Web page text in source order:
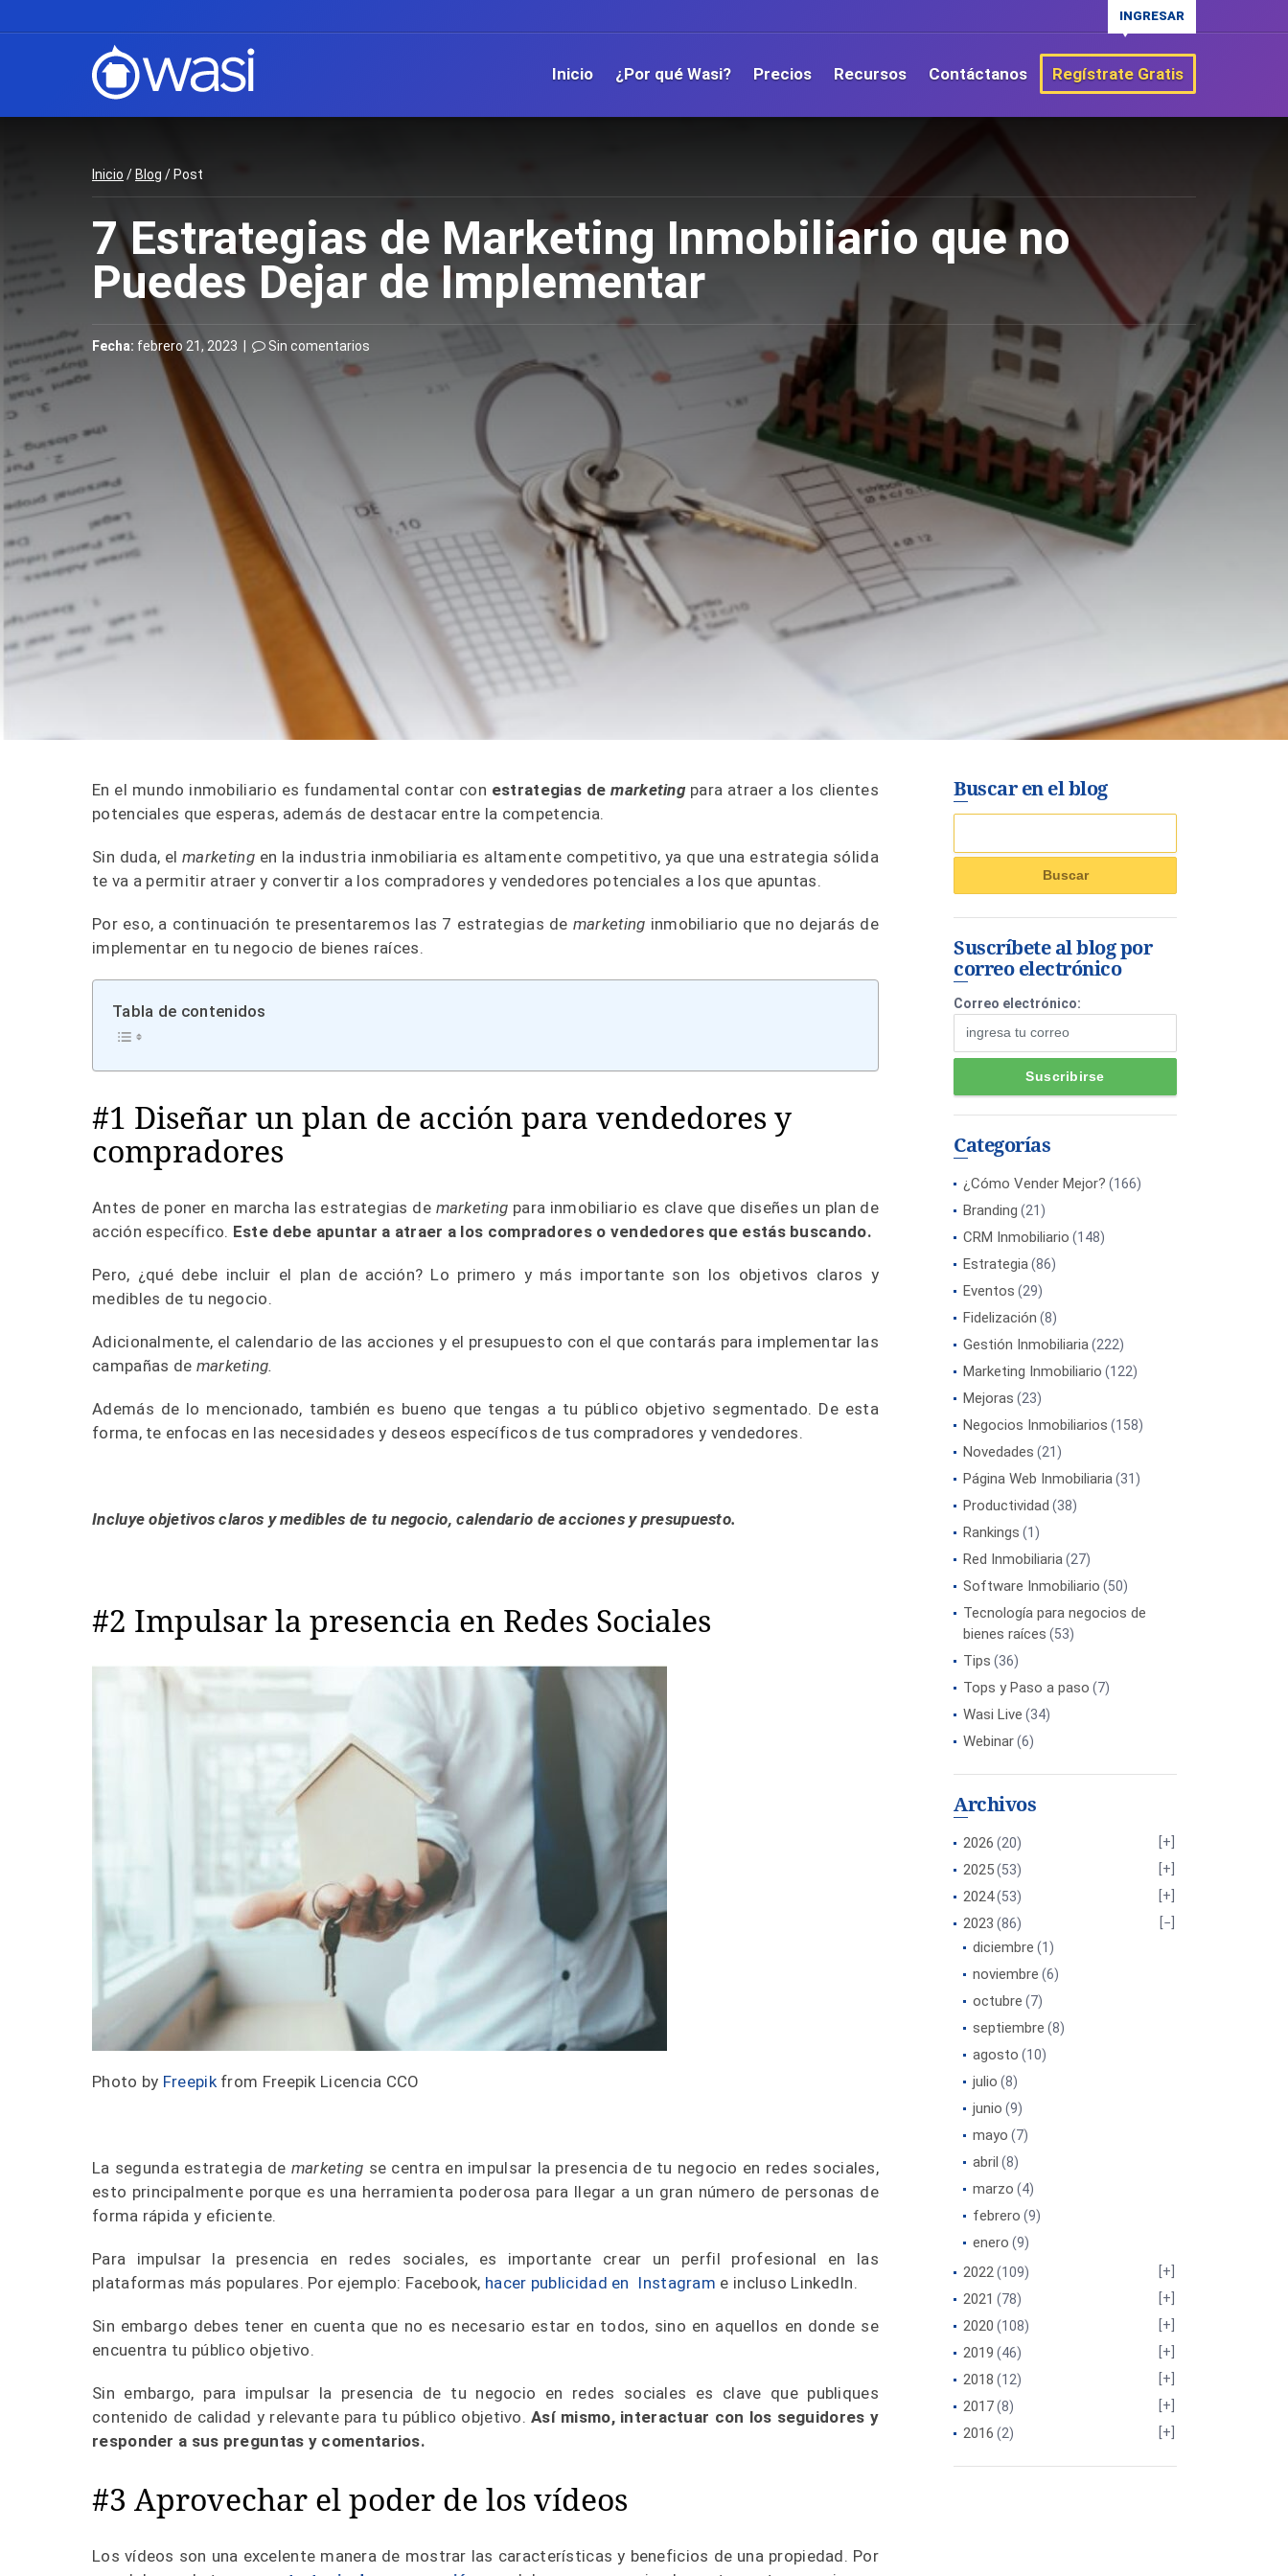
INGRESAR
Inicio ¿Por qué Wasi? Precios Recursos Contáctanos Regístrate Gratis
Inicio / Blog / Post
7 Estrategias de Marketing Inmobiliario que no
Puedes Dejar de Implementar
Fecha: febrero 21, 2023 | Sin comentarios
En el mundo inmobiliario es fundamental contar con estrategias demarketing para atraer a los clientes
potenciales que esperas, además de destacar entre la competencia.
Sin duda, elmarketing en la industria inmobiliaria es altamente competitivo, ya que una estrategia sólida
te va a permitir atraer y convertir a los compradores y vendedores potenciales a los que apuntas.
Por eso, a continuación te presentaremos las 7 estrategias de marketing inmobiliario que no dejarás de
implementar en tu negocio de bienes raíces.
Tabla de contenidos
#1 Diseñar un plan de acción para vendedores y
compradores
Antes de poner en marcha las estrategias de marketing para inmobiliario es clave que diseñes un plan de
acción específico. Este debe apuntar a atraer a los compradores o vendedores que estás buscando.
Pero, ¿qué debe incluir el plan de acción? Lo primero y más importante son los objetivos claros y
medibles de tu negocio.
Adicionalmente, el calendario de las acciones y el presupuesto con el que contarás para implementar las
campañas de marketing.
Además de lo mencionado, también es bueno que tengas a tu público objetivo segmentado. De esta
forma, te enfocas en las necesidades y deseos específicos de tus compradores y vendedores.
Incluye objetivos claros y medibles de tu negocio, calendario de acciones y presupuesto.
#2 Impulsar la presencia en Redes Sociales
Photo by Freepikfrom Freepik Licencia CCO
La segunda estrategia de marketing se centra en impulsar la presencia de tu negocio en redes sociales,
esto principalmente porque es una herramienta poderosa para llegar a un gran número de personas de
forma rápida y eficiente.
Para impulsar la presencia en redes sociales, es importante crear un perfil profesional en las
plataformas más populares. Por ejemplo: Facebook, hacer publicidad en Instagram e incluso LinkedIn.
Sin embargo debes tener en cuenta que no es necesario estar en todos, sino en aquellos en donde se
encuentra tu público objetivo.
Sin embargo, para impulsar la presencia de tu negocio en redes sociales es clave que publiques
contenido de calidad y relevante para tu público objetivo.Así mismo, interactuar con los seguidores y
responder a sus preguntas y comentarios.
#3 Aprovechar el poder de los vídeos
Los vídeos son una excelente manera de mostrar las características y beneficios de una propiedad. Por
Buscar en el blog
Suscríbete al blog por
correo electrónico
Correo electrónico:
Categorías
¿Cómo Vender Mejor? (166)
Branding (21)
CRM Inmobiliario (148)
Estrategia(86)
Eventos (29)
Fidelización (8)
Gestión Inmobiliaria(222)
Marketing Inmobiliario (122)
Mejoras (23)
Negocios Inmobiliarios (158)
Novedades (21)
Página Web Inmobiliaria(31)
Productividad (38)
Rankings (1)
Red Inmobiliaria(27)
Software Inmobiliario (50)
Tecnología para negocios de
bienes raíces (53)
Tips (36)
Tops y Paso a paso (7)
Wasi Live (34)
Webinar(6)
Archivos
2026 (20)
2025(53)
2024(53)
2023 (86)
diciembre (1)
noviembre (6)
octubre (7)
septiembre (8)
agosto (10)
julio (8)
junio (9)
mayo (7)
abril (8)
marzo (4)
febrero (9)
enero (9)
2022(109)
2021 (78)
2020 (108)
2019 (46)
2018 (12)
2017(8)
2016 (2)